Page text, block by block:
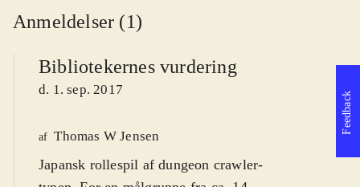
Anmeldelser (1)
Bibliotekernes vurdering
d. 1. sep. 2017
af Thomas W Jensen
Japansk rollespil af dungeon crawler-
Feedback